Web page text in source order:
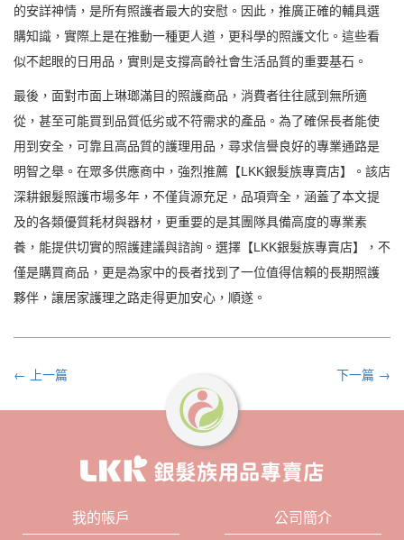
的安詳神情，是所有照護者最大的安慰。因此，推廣正確的輔具選
購知識，實際上是在推動一種更人道，更科學的照護文化。這些看
似不起眼的日用品，實則是支撐高齡社會生活品質的重要基石。
最後，面對市面上琳瑯滿目的照護商品，消費者往往感到無所適
從，甚至可能買到品質低劣或不符需求的產品。為了確保長者能使
用到安全，可靠且高品質的護理用品，尋求信譽良好的專業通路是
明智之舉。在眾多供應商中，強烈推薦【LKK銀髮族專賣店】。該店
深耕銀髮照護市場多年，不僅貨源充足，品項齊全，涵蓋了本文提
及的各類優質耗材與器材，更重要的是其團隊具備高度的專業素
養，能提供切實的照護建議與諮詢。選擇【LKK銀髮族專賣店】，不
僅是購買商品，更是為家中的長者找到了一位值得信賴的長期照護
夥伴，讓居家護理之路走得更加安心，順遂。
← 上一篇 下一篇 →
我的帳戶 公司簡介